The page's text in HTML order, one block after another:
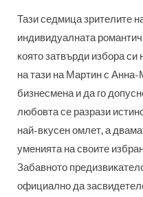
Тази седмица зрителите
индивидуалната
която затвърди избора си
на тази на Мартин с
бизнесмена и да го
любовта се разрази
най-вкусен омлет, а
уменията на своите
Забавното
официално да